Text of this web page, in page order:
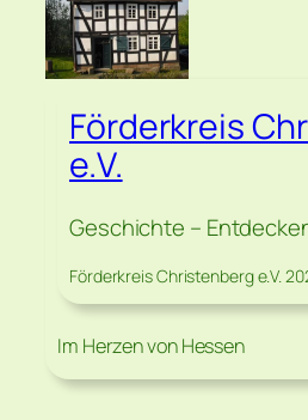
Förderkreis
e.V.
Geschichte –
Förderkreis Christenberg e.V.
Im Herzen von Hessen